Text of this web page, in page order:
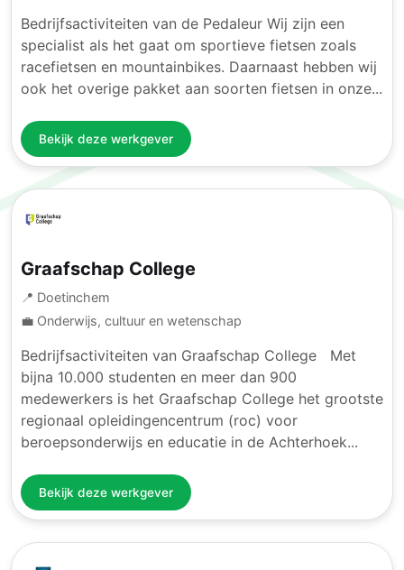
Bedrijfsactiviteiten van de Pedaleur Wij zijn een
specialist als het gaat om sportieve fietsen zoals
racefietsen en mountainbikes. Daarnaast hebben wij
ook het overige pakket aan soorten fietsen in onze...
Bekijk deze werkgever
Graafschap College
📍 Doetinchem
💼 Onderwijs, cultuur en wetenschap
Bedrijfsactiviteiten van Graafschap College Met
bijna 10.000 studenten en meer dan 900
medewerkers is het Graafschap College het grootste
regionaal opleidingencentrum (roc) voor
beroepsonderwijs en educatie in de Achterhoek...
Bekijk deze werkgever